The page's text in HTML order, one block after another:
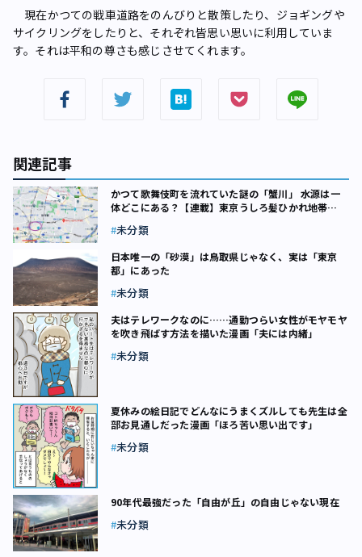
現在かつての戦車道路をのんびりと散策したり、ジョギングや
サイクリングをしたりと、それぞれ皆思い思いに利用していま
す。それは平和の尊さも感じさせてくれます。
関連記事
かつて歌舞伎町を流れていた謎の「蟹川」 水源は一
体どこにある？【連載】東京うしろ髪ひかれ地帯
未分類
日本唯一の「砂漠」は鳥取県じゃなく、実は「東京
都」にあった
未分類
夫はテレワークなのに……通勤つらい女性がモヤモヤ
を吹き飛ばす方法を描いた漫画「夫には内緒」
未分類
夏休みの絵日記でどんなにうまくズルしても先生は全
部お見通しだった漫画「ほろ苦い思い出です」
未分類
90年代最強だった「自由が丘」の自由じゃない現在
未分類